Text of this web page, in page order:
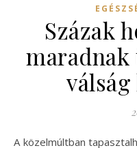
Százak
maradnak
A közelmúltban tapasztalható gazdasági bizonytalanság és